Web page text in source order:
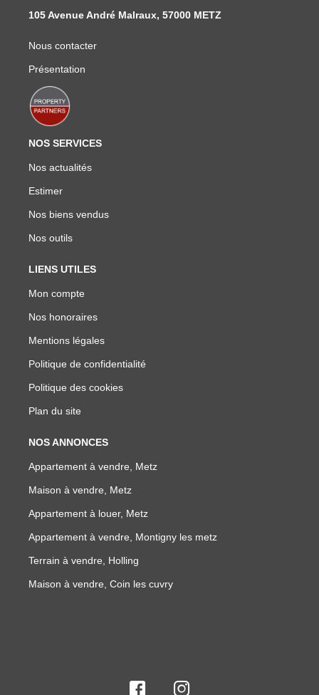
105 Avenue André Malraux, 57000 METZ
Nous contacter
Présentation
NOS SERVICES
Nos actualités
Estimer
Nos biens vendus
Nos outils
LIENS UTILES
Mon compte
Nos honoraires
Mentions légales
Politique de confidentialité
Politique des cookies
Plan du site
NOS ANNONCES
Appartement à vendre, Metz
Maison à vendre, Metz
Appartement à louer, Metz
Appartement à vendre, Montigny les metz
Terrain à vendre, Holling
Maison à vendre, Coin les cuvry